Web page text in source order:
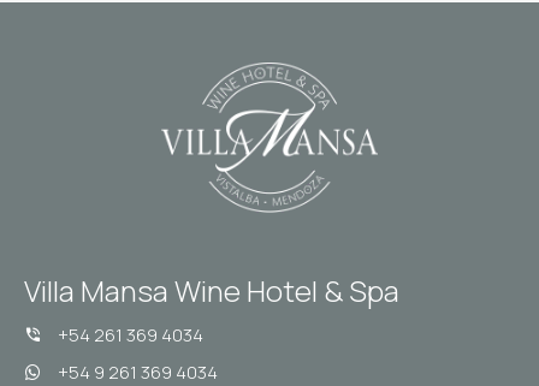
Villa Mansa Wine Hotel & Spa
+54 261 369 4034
+54 9 261 369 4034